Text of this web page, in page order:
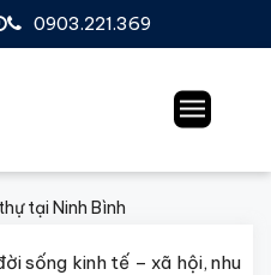
0903.221.369
tại Ninh Bình
sống kinh tế – xã hội, nhu